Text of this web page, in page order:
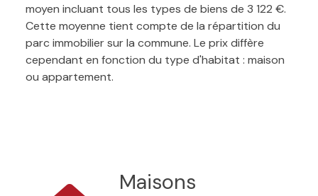
moyen incluant tous les types de biens de 3 122 €.
Cette moyenne tient compte de la répartition du
parc immobilier sur la commune. Le prix diffère
cependant en fonction du type d'habitat : maison
ou appartement.
Maisons